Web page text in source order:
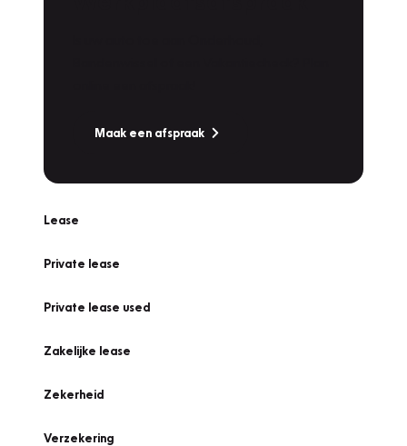
Maak een afspraak
Lease
Private lease
Private lease used
Zakelijke lease
Zekerheid
Verzekering